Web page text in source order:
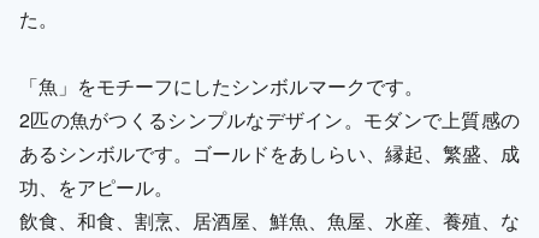
た。
「魚」をモチーフにしたシンボルマークです。
2匹の魚がつくるシンプルなデザイン。モダンで上質感の
あるシンボルです。ゴールドをあしらい、縁起、繁盛、成
功、をアピール。
飲食、和食、割烹、居酒屋、鮮魚、魚屋、水産、養殖、な